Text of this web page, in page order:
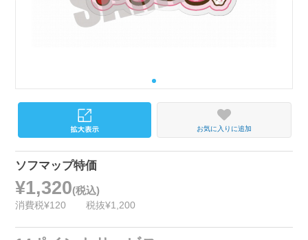
お気に入りに追加
ソフマップ特価
¥1,320(税込)
消費税¥120 税抜¥1,200